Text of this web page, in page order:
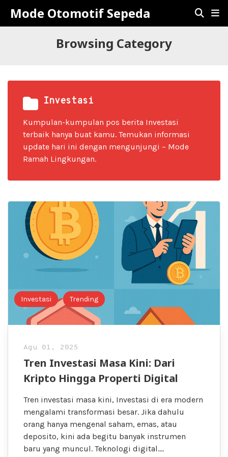
Mode Otomotif Sepeda
Browsing Category
Investasi
Kumpulan-kumpulan pos berita Investasi
terbaik hanya buat kamu. Temukan informasi
update hari ini dengan mengunjungi – Mode
Ramah Lingkungan.
Investasi Trending
Agu 01, 2025
Tren Investasi Masa Kini: Dari
Kripto Hingga Properti Digital
Tren investasi masa kini, Investasi di era modern
mengalami transformasi besar. Jika dahulu
orang hanya mengenal saham, emas, atau
deposito, kini ada begitu banyak instrumen
baru yang muncul. Teknologi digital….